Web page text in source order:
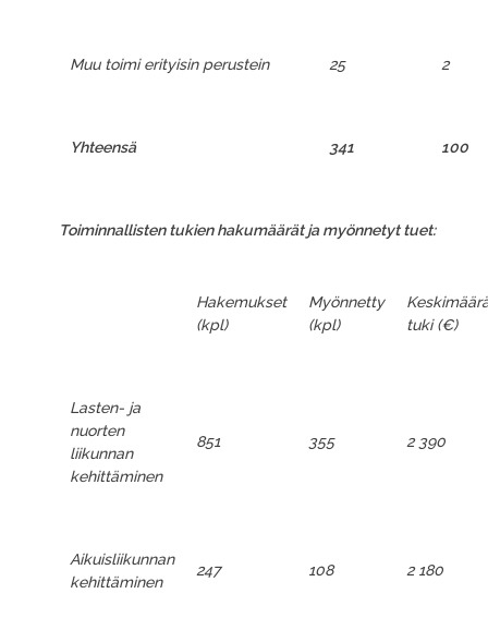
Muu toimi erityisin perustein 25 2
Yhteensä 341 100
Toiminnallisten tukien hakumäärät ja myönnetyt tuet:
Hakemukset
(kpl)
Myönnetty
(kpl)
tuki (€)
Lasten- ja
nuorten
liikunnan
kehittäminen
851 355 2 390
Aikuisliikunnan
kehittäminen
247 108 2 180